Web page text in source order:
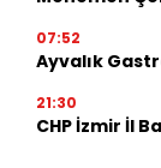
07:52
Ayvalık
21:30
CHP İzmir İl